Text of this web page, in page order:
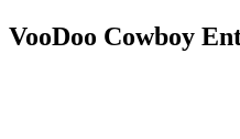
VooDoo Cowboy